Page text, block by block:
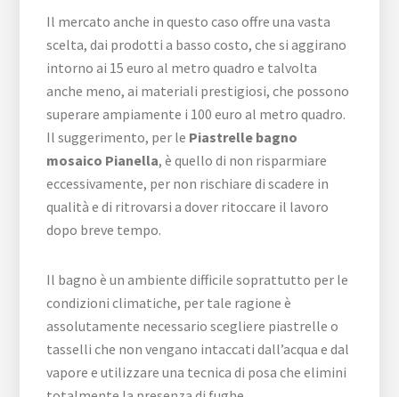
Il mercato anche in questo caso offre una vasta
scelta, dai prodotti a basso costo, che si aggirano
intorno ai 15 euro al metro quadro e talvolta
anche meno, ai materiali prestigiosi, che possono
superare ampiamente i 100 euro al metro quadro.
Il suggerimento, per le Piastrelle bagno
mosaico Pianella, è quello di non risparmiare
eccessivamente, per non rischiare di scadere in
qualità e di ritrovarsi a dover ritoccare il lavoro
dopo breve tempo.
Il bagno è un ambiente difficile soprattutto per le
condizioni climatiche, per tale ragione è
assolutamente necessario scegliere piastrelle o
tasselli che non vengano intaccati dall’acqua e dal
vapore e utilizzare una tecnica di posa che elimini